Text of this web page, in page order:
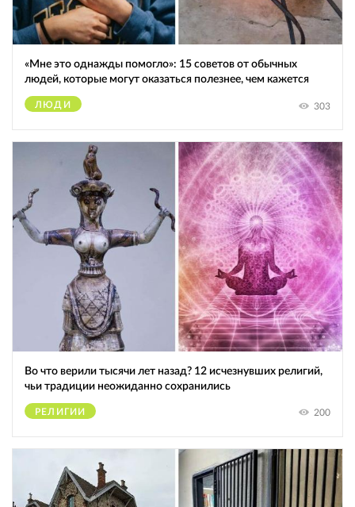
«Мне это однажды помогло»: 15 советов от обычных
людей, которые могут оказаться полезнее, чем кажется
ЛЮДИ 303
Во что верили тысячи лет назад? 12 исчезнувших религий,
чьи традиции неожиданно сохранились
РЕЛИГИИ 200